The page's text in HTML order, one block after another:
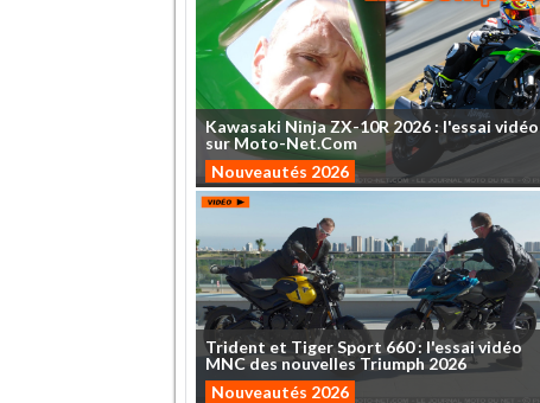
Kawasaki NinjaZX-10R 2026 : l'essai vidéo
sur Moto-Net.Com
Nouveautés 2026
Trident et TigerSport 660: l'essaividéo
MNCdesnouvelles Triumph2026
Nouveautés 2026